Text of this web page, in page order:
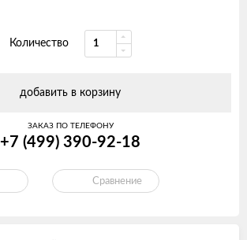
Количество
добавить в корзину
ЗАКАЗ ПО ТЕЛЕФОНУ
+7 (499) 390-92-18
Сравнение